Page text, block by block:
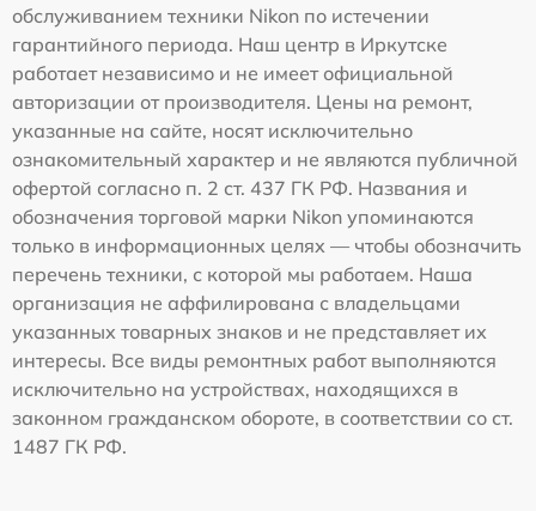
обслуживанием техники Nikon по истечении
гарантийного периода. Наш центр в Иркутске
работает независимо и не имеет официальной
авторизации от производителя. Цены на ремонт,
указанные на сайте, носят исключительно
ознакомительный характер и не являются публичной
офертой согласно п. 2 ст. 437 ГК РФ. Названия и
обозначения торговой марки Nikon упоминаются
только в информационных целях — чтобы обозначить
перечень техники, с которой мы работаем. Наша
организация не аффилирована с владельцами
указанных товарных знаков и не представляет их
интересы. Все виды ремонтных работ выполняются
исключительно на устройствах, находящихся в
законном гражданском обороте, в соответствии со ст.
1487 ГК РФ.